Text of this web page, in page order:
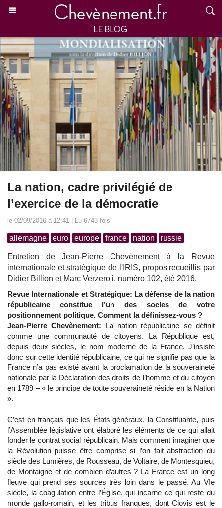
La nation, cadre privilégié de
l’exercice de la démocratie
le 02/09/2016 à 12:41 | Lu 6743 fois
allemagne euro europe france nation russie
Entretien de Jean-Pierre Chevènement à la Revue
internationale et stratégique de l'IRIS, propos recueillis par
Didier Billion et Marc Verzeroli, numéro 102, été 2016.
Revue Internationale et Stratégique: La défense de la nation
républicaine constitue l’un des socles de votre
positionnement politique. Comment la définissez-vous ?
Jean-Pierre Chevènement: La nation républicaine se définit
comme une communauté de citoyens. La République est,
depuis deux siècles, le nom moderne de la France. J’insiste
donc sur cette identité républicaine, ce qui ne signifie pas que la
France n’a pas existé avant la proclamation de la souveraineté
nationale par la Déclaration des droits de l’homme et du citoyen
en 1789 – « le principe de toute souveraineté réside en la Nation
».
C’est en français que les États généraux, la Constituante, puis
l’Assemblée législative ont élaboré les éléments de ce qui allait
fonder le contrat social républicain. Mais comment imaginer que
la Révolution puisse être comprise si l’on fait abstraction du
siècle des Lumières, de Rousseau, de Voltaire, de Montesquieu,
de Montaigne et de combien d’autres ? La France est un long
fleuve qui prend ses sources très loin dans le passé. Au VIe
siècle, la coagulation entre l’Église, qui incarne ce qui reste du
monde gallo-romain, et les tribus franques, dont Clovis est le